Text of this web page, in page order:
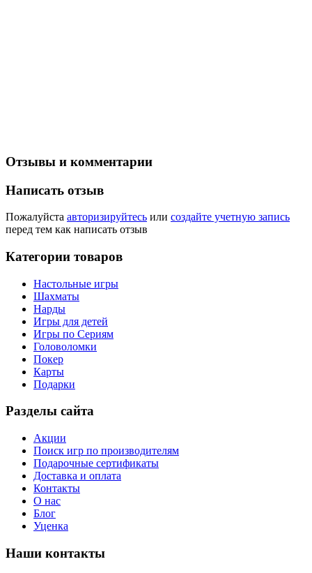
Отзывы и комментарии
Написать отзыв
Пожалуйста авторизируйтесь или создайте учетную запись
перед тем как написать отзыв
Категории товаров
Настольные игры
Шахматы
Нарды
Игры для детей
Игры по Сериям
Головоломки
Покер
Карты
Подарки
Разделы сайта
Акции
Поиск игр по производителям
Подарочные сертификаты
Доставка и оплата
Контакты
О нас
Блог
Уценка
Наши контакты